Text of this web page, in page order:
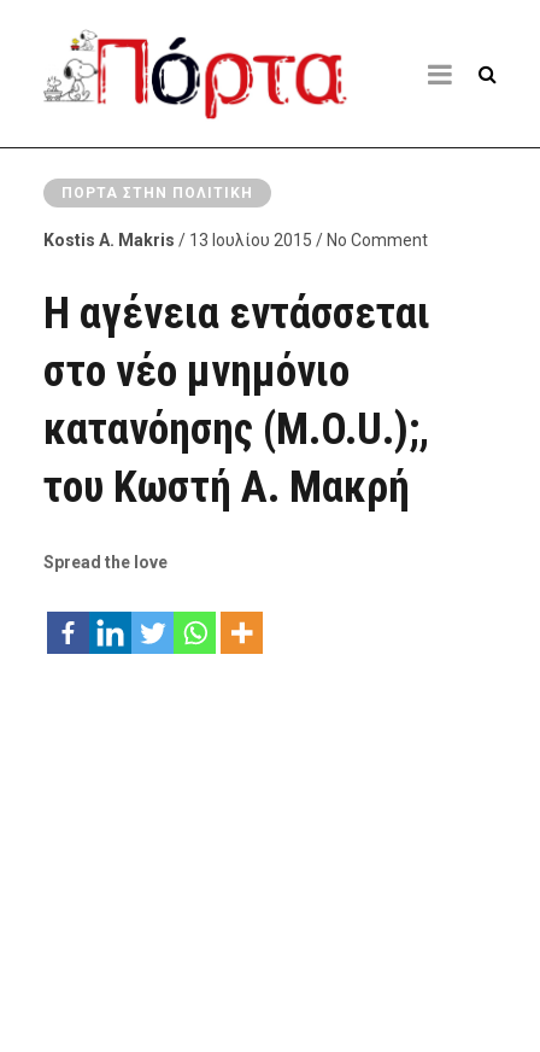
ΠΌΡΤΑ ΣΤΗΝ ΠΟΛΙΤΙΚΉ
Kostis A. Makris / 13 Ιουλίου 2015 / No Comment
Η αγένεια εντάσσεται
στο νέο μνημόνιο
κατανόησης (M.O.U.);,
του Κωστή Α. Μακρή
Spread the love